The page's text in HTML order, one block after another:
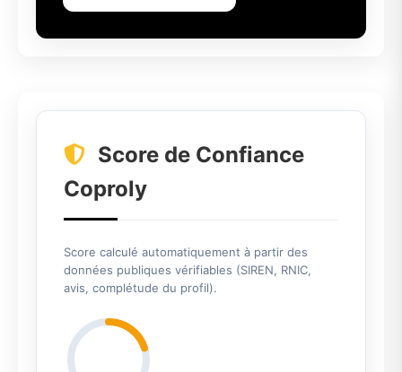
Score de Confiance
Coproly
Score calculé automatiquement à partir des
données publiques vérifiables (SIREN, RNIC,
avis, complétude du profil).